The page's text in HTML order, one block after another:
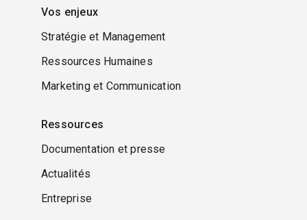
Vos enjeux
Stratégie et Management
Ressources Humaines
Marketing et Communication
Ressources
Documentation et presse
Actualités
Entreprise